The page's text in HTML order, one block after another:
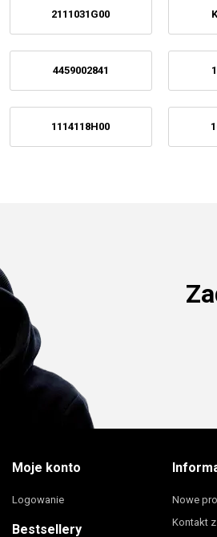
2111031G00
4459002841
1114118H00
Moje konto
Logowanie
Bestsellery
Nowe
Kontakt